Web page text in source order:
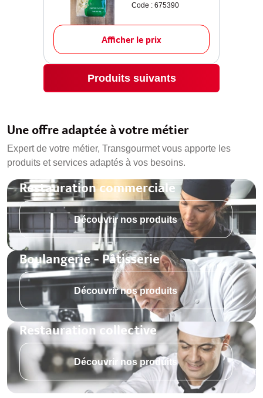
Code : 675390
Afficher le prix
Produits suivants
Une offre adaptée à votre métier
Expert de votre métier, Transgourmet vous apporte les
produits et services adaptés à vos besoins.
Restauration commerciale
Découvrir nos produits
Boulangerie - Pâtisserie
Découvrir nos produits
Restauration collective
Découvrir nos produits